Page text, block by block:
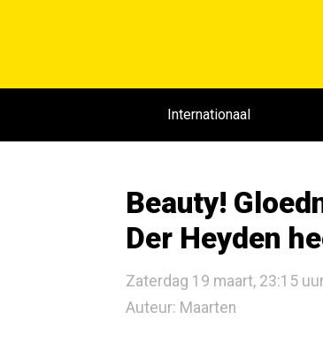
Internationaal
Beauty!
Der Heyden
Zaterdag 19 maart, 23:15
Auteur: Maarten